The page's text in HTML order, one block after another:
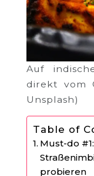
Auf
direkt vom
Unsplash)
Table of
Must-do
probieren